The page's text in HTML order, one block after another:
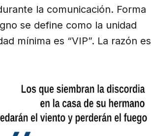
la comunicación. Forma
se define como la unidad
mínima es “VIP”. La razón es